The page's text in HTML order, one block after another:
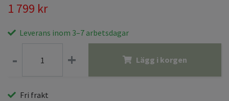
1 799 kr
Leverans inom 3–7 arbetsdagar
- + Lägg i korgen
Fri frakt